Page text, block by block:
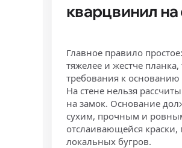
кварцвинил на
Главное правило
тяжелее и жестче
требования к
На стене нельзя
на замок. Основание
сухим, прочным и
отслаивающейся
локальных бугров.